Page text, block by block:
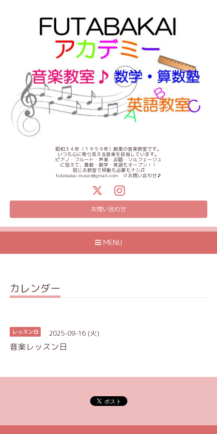
昭和３４年（１９５９年）創業の音楽教室です。
いつも心に寄り添える音楽を目指しています。
ピアノ・フルート・声楽・合唱・ソルフェージュ
に加えて、算数・数学・英語もオープン！！
同じお教室で移動も必要もナシ♫
futabakai.music@gmail.com ⇦お問い合わせ🎵
お問い合わせ
MENU
カレンダー
レッスン日 2025-09-16 (火)
音楽レッスン日